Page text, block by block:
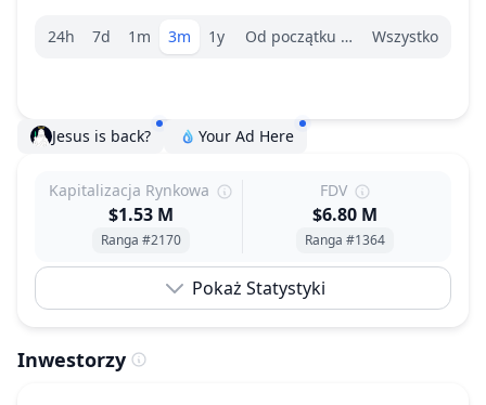
Wybór zakresu.
24h 7d 1m 3m 1y Od początku rokuWszystko
Jesus is back? Your Ad Here
Kapitalizacja Rynkowa
$1.53 M
Ranga #2170
FDV
$6.80 M
Ranga #1364
Pokaż Statystyki
Inwestorzy